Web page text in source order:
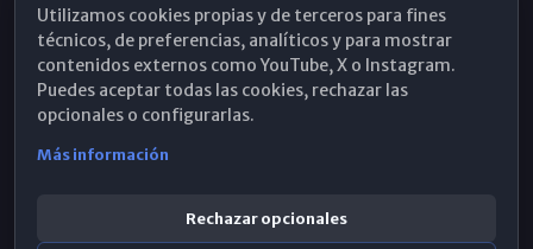
Hemeroteca
WhatsApp
Utilizamos cookies propias y de terceros para fines
técnicos, de preferencias, analíticos y para mostrar
contenidos externos como YouTube, X o Instagram.
Puedes aceptar todas las cookies, rechazar las
opcionales o configurarlas.
Más información
Rechazar opcionales